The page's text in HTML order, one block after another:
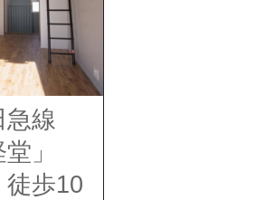
急線
堂」
歩10